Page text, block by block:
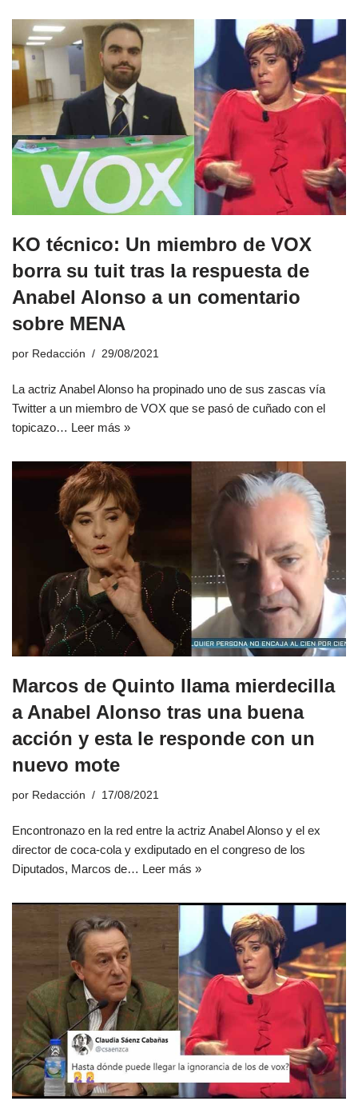
KO técnico: Un miembro de VOX
borra su tuit tras la respuesta de
Anabel Alonso a un comentario
sobre MENA
por Redacción 29/08/2021
La actriz Anabel Alonso ha propinado uno de sus zascas vía
Twitter a un miembro de VOX que se pasó de cuñado con el
topicazo… Leer más »
Marcos de Quinto llama mierdecilla
a Anabel Alonso tras una buena
acción y esta le responde con un
nuevo mote
por Redacción 17/08/2021
Encontronazo en la red entre la actriz Anabel Alonso y el ex
director de coca-cola y exdiputado en el congreso de los
Diputados, Marcos de… Leer más »